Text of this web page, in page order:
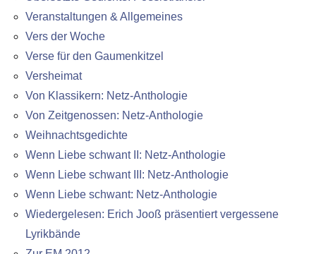
Veranstaltungen & Allgemeines
Vers der Woche
Verse für den Gaumenkitzel
Versheimat
Von Klassikern: Netz-Anthologie
Von Zeitgenossen: Netz-Anthologie
Weihnachtsgedichte
Wenn Liebe schwant II: Netz-Anthologie
Wenn Liebe schwant III: Netz-Anthologie
Wenn Liebe schwant: Netz-Anthologie
Wiedergelesen: Erich Jooß präsentiert vergessene
Lyrikbände